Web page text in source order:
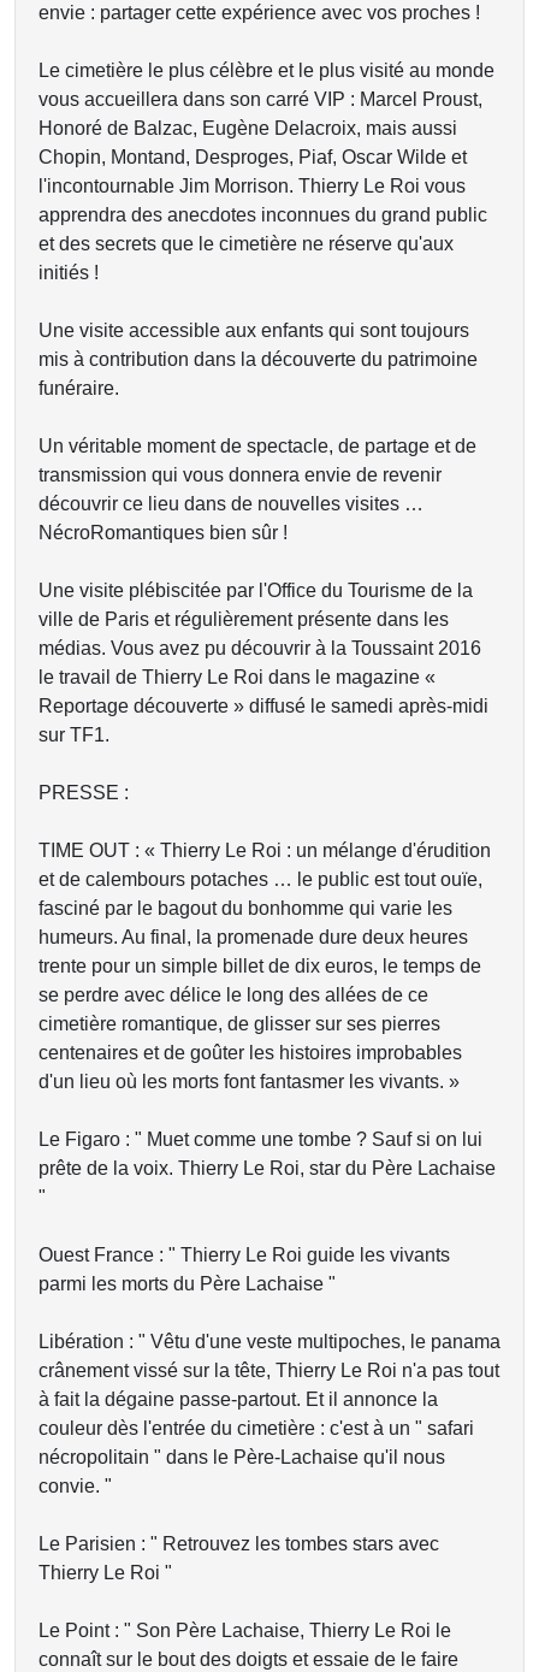
envie : partager cette expérience avec vos proches !
Le cimetière le plus célèbre et le plus visité au monde
vous accueillera dans son carré VIP : Marcel Proust,
Honoré de Balzac, Eugène Delacroix, mais aussi
Chopin, Montand, Desproges, Piaf, Oscar Wilde et
l'incontournable Jim Morrison. Thierry Le Roi vous
apprendra des anecdotes inconnues du grand public
et des secrets que le cimetière ne réserve qu'aux
initiés !
Une visite accessible aux enfants qui sont toujours
mis à contribution dans la découverte du patrimoine
funéraire.
Un véritable moment de spectacle, de partage et de
transmission qui vous donnera envie de revenir
découvrir ce lieu dans de nouvelles visites …
NécroRomantiques bien sûr !
Une visite plébiscitée par l'Office du Tourisme de la
ville de Paris et régulièrement présente dans les
médias. Vous avez pu découvrir à la Toussaint 2016
le travail de Thierry Le Roi dans le magazine «
Reportage découverte » diffusé le samedi après-midi
sur TF1.
PRESSE :
TIME OUT : « Thierry Le Roi : un mélange d'érudition
et de calembours potaches … le public est tout ouïe,
fasciné par le bagout du bonhomme qui varie les
humeurs. Au final, la promenade dure deux heures
trente pour un simple billet de dix euros, le temps de
se perdre avec délice le long des allées de ce
cimetière romantique, de glisser sur ses pierres
centenaires et de goûter les histoires improbables
d'un lieu où les morts font fantasmer les vivants. »
Le Figaro : " Muet comme une tombe ? Sauf si on lui
prête de la voix. Thierry Le Roi, star du Père Lachaise
"
Ouest France : " Thierry Le Roi guide les vivants
parmi les morts du Père Lachaise "
Libération : " Vêtu d'une veste multipoches, le panama
crânement vissé sur la tête, Thierry Le Roi n'a pas tout
à fait la dégaine passe-partout. Et il annonce la
couleur dès l'entrée du cimetière : c'est à un " safari
nécropolitain " dans le Père-Lachaise qu'il nous
convie. "
Le Parisien : " Retrouvez les tombes stars avec
Thierry Le Roi "
Le Point : " Son Père Lachaise, Thierry Le Roi le
connaît sur le bout des doigts et essaie de le faire